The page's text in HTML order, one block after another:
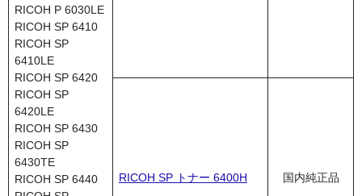
RICOH P 6030LE
RICOH SP 6410
RICOH SP
6410LE
RICOH SP 6420
RICOH SP
6420LE
RICOH SP 6430
RICOH SP
6430TE
RICOH SP 6440
RICOH SP トナー 6400H 国内純正品